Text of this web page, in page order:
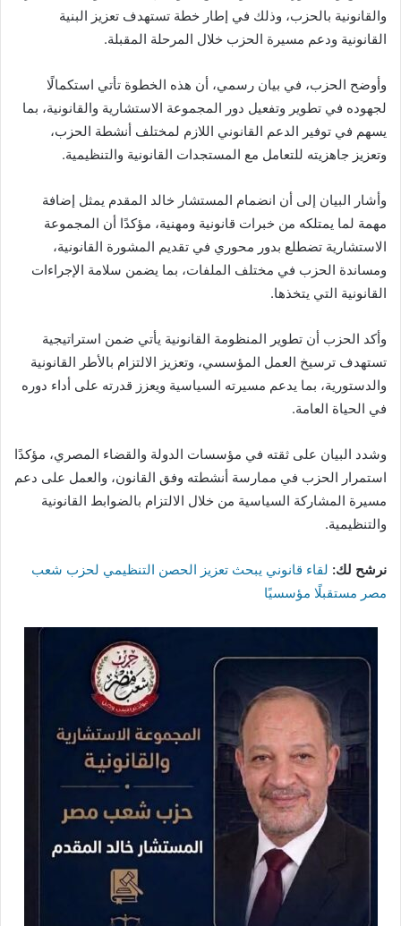
والقانونية بالحزب، وذلك في إطار خطة تستهدف تعزيز البنية
القانونية ودعم مسيرة الحزب خلال المرحلة المقبلة.
وأوضح الحزب، في بيان رسمي، أن هذه الخطوة تأتي استكمالًا
لجهوده في تطوير وتفعيل دور المجموعة الاستشارية والقانونية، بما
يسهم في توفير الدعم القانوني اللازم لمختلف أنشطة الحزب،
وتعزيز جاهزيته للتعامل مع المستجدات القانونية والتنظيمية.
وأشار البيان إلى أن انضمام المستشار خالد المقدم يمثل إضافة
مهمة لما يمتلكه من خبرات قانونية ومهنية، مؤكدًا أن المجموعة
الاستشارية تضطلع بدور محوري في تقديم المشورة القانونية،
ومساندة الحزب في مختلف الملفات، بما يضمن سلامة الإجراءات
القانونية التي يتخذها.
وأكد الحزب أن تطوير المنظومة القانونية يأتي ضمن استراتيجية
تستهدف ترسيخ العمل المؤسسي، وتعزيز الالتزام بالأطر القانونية
والدستورية، بما يدعم مسيرته السياسية ويعزز قدرته على أداء دوره
في الحياة العامة.
وشدد البيان على ثقته في مؤسسات الدولة والقضاء المصري، مؤكدًا
استمرار الحزب في ممارسة أنشطته وفق القانون، والعمل على دعم
مسيرة المشاركة السياسية من خلال الالتزام بالضوابط القانونية
والتنظيمية.
نرشح لك: لقاء قانوني يبحث تعزيز الحصن التنظيمي لحزب شعب
مصر مستقبلًا مؤسسيًا